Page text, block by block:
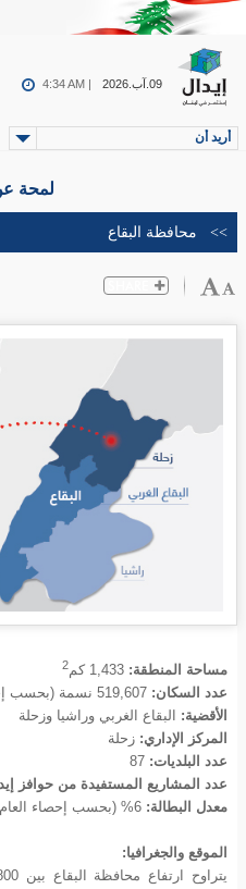
09.آب.2026 4:34 AM |
أريد أن
لمحة
مساحة المنطقة: 1,433 كم2
عدد السكان: 519,607 نسمة (بحسب إحصاء العام 2016)
الأقضية: البقاع الغربي وراشيا وزحلة
المركز الإداري: زحلة
عدد البلديات:
عدد المشاريع المستفيدة من حوافز
معدل البطالة: 6% (بحسب إحصاء العام 2011)
الموقع والجغرافيا: